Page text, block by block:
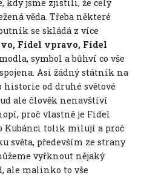
kdy jsme zjistili, že celý
věda. Třeba některé
se skládá z více
Fidel vpravo, Fidel
symbol a bůhví co vše
Asi žádný státník na
historie od druhé světové
ale člověk nenavštíví
proč vlastně je Fidel
Kubánci tolik milují a proč
světa, především ze strany
vyřknout nějaký
ale malinko to vše